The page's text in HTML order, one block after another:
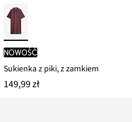
nowość
Sukienka z piki, z zamkiem
149,99 zł